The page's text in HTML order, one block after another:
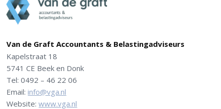
Van de Graft Accountants & Belastingadviseurs
Kapelstraat 18
5741 CE Beek en Donk
Tel: 0492 – 46 22 06
Email:info@vga.nl
Website:www.vga.nl